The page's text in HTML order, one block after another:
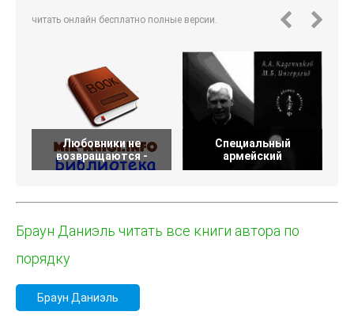
читать онлайн бесплатно полные версии.
Любовники не
возвращаются -
Специальный
армейский
Браун Даниэль читать все книги автора по
порядку
Браун Даниэль